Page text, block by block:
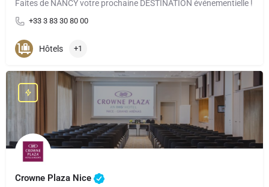
Faites de NANCY votre prochaine DESTINATION événementielle !
+33 3 83 30 80 00
Hôtels +1
Crowne Plaza Nice